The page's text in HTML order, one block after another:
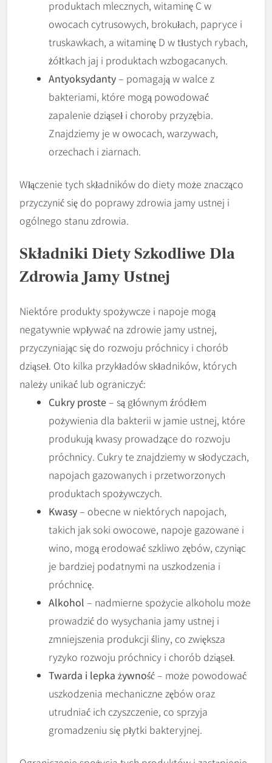
produktach mlecznych, witaminę C w
owocach cytrusowych, brokułach, papryce i
truskawkach, a witaminę D w tłustych rybach,
żółtkach jaj i produktach wzbogacanych.
Antyoksydanty– pomagają w walce z
bakteriami, które mogą powodować
zapalenie dziąseł i choroby przyzębia.
Znajdziemy je w owocach, warzywach,
orzechach i ziarnach.
Włączenie tych składników do diety może znacząco
przyczynić się do poprawy zdrowia jamy ustnej i
ogólnego stanu zdrowia.
Składniki Diety Szkodliwe Dla
Zdrowia Jamy Ustnej
Niektóre produkty spożywcze i napoje mogą
negatywnie wpływać na zdrowie jamy ustnej,
przyczyniając się do rozwoju próchnicy i chorób
dziąseł. Oto kilka przykładów składników, których
należy unikać lub ograniczyć:
Cukry proste– są głównym źródłem
pożywienia dla bakterii w jamie ustnej, które
produkują kwasy prowadzące do rozwoju
próchnicy. Cukry te znajdziemy w słodyczach,
napojach gazowanych i przetworzonych
produktach spożywczych.
Kwasy– obecne w niektórych napojach,
takich jak soki owocowe, napoje gazowane i
wino, mogą erodować szkliwo zębów, czyniąc
je bardziej podatnymi na uszkodzenia i
próchnicę.
Alkohol – nadmierne spożycie alkoholu może
prowadzić do wysychania jamy ustnej i
zmniejszenia produkcji śliny, co zwiększa
ryzyko rozwoju próchnicy i chorób dziąseł.
Twarda i lepka żywność– może powodować
uszkodzenia mechaniczne zębów oraz
utrudniać ich czyszczenie, co sprzyja
gromadzeniu się płytki bakteryjnej.